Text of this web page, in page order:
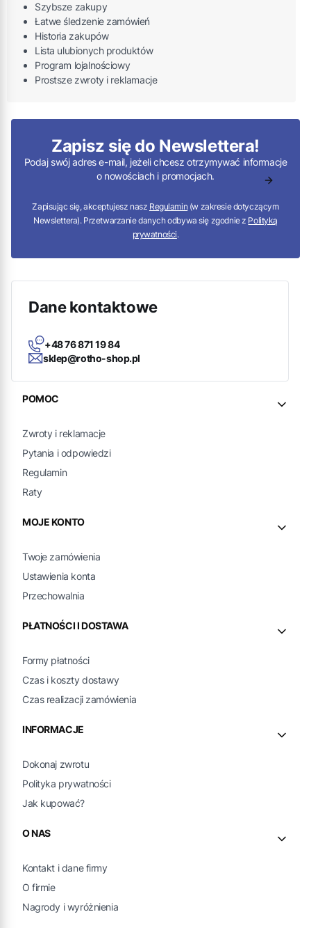
Szybsze zakupy
Łatwe śledzenie zamówień
Historia zakupów
Lista ulubionych produktów
Program lojalnościowy
Prostsze zwroty i reklamacje
Zapisz się do Newslettera!
Podaj swój adres e-mail, jeżeli chcesz otrzymywać informacje
o nowościach i promocjach.
Zapisując się, akceptujesz nasz Regulamin (w zakresie dotyczącym
Newslettera). Przetwarzanie danych odbywa się zgodnie z Polityką
prywatności.
Dane kontaktowe
+48 76 871 19 84
sklep@rotho-shop.pl
Linki w stopce
POMOC
Zwroty i reklamacje
Pytania i odpowiedzi
Regulamin
Raty
MOJE KONTO
Twoje zamówienia
Ustawienia konta
Przechowalnia
PŁATNOŚCI I DOSTAWA
Formy płatności
Czas i koszty dostawy
Czas realizacji zamówienia
INFORMACJE
Dokonaj zwrotu
Polityka prywatności
Jak kupować?
O NAS
Kontakt i dane firmy
O firmie
Nagrody i wyróżnienia